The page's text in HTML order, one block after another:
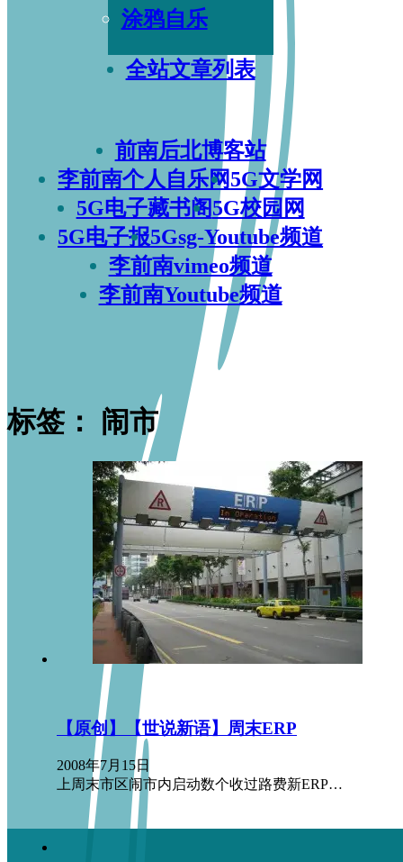
涂鸦自乐
全站文章列表
前南后北博客站
李前南个人自乐网5G文学网
5G电子藏书阁5G校园网
5G电子报5Gsg-Youtube频道
李前南vimeo频道
李前南Youtube频道
标签： 闹市
【原创】【世说新语】周末ERP
2008年7月15日
上周末市区闹市内启动数个收过路费新ERP…